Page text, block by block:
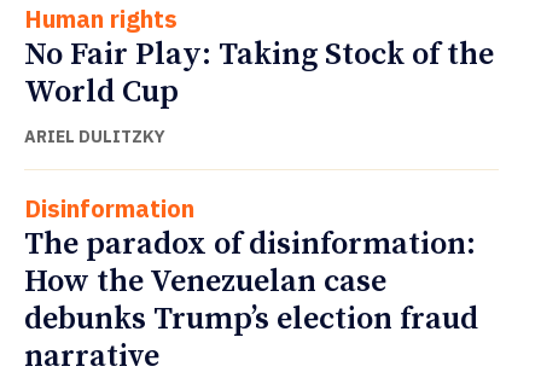
Human rights
No Fair Play: Taking Stock of the
World Cup
ARIEL DULITZKY
Disinformation
The paradox of disinformation:
How the Venezuelan case
debunks Trump’s election fraud
narrative